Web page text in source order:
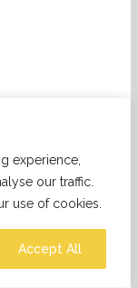
experience,
our traffic.
use of cookies.
Accept All